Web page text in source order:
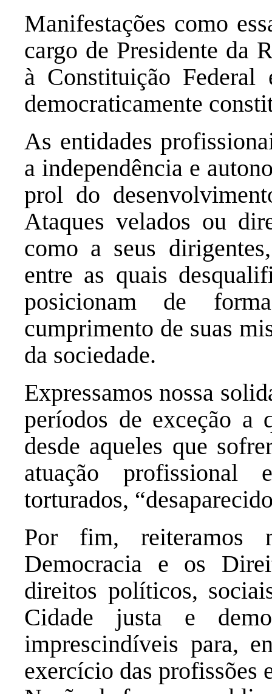
Manifestações como
cargo de Presidente da
à Constituição Federal
democraticamente
As entidades
a independência e
prol do
Ataques velados ou
como a seus
entre as quais
posicionam de
cumprimento de suas
da sociedade.
Expressamos nossa
períodos de exceção a
desde aqueles que
atuação
torturados,
Por fim, reiteramos
Democracia e os
direitos políticos,
Cidade justa e
imprescindíveis para,
exercício das profissões